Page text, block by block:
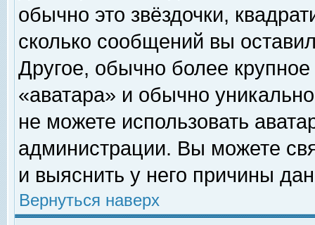
обычно это звёздочки,
сколько сообщений вы
Другое, обычно более
«аватара» и обычно
не можете использовать
администрации. Вы можете
и выяснить у него причины
Вернуться наверх